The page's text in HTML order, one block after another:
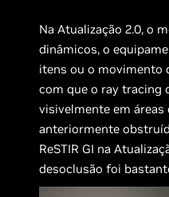
Na Atualização 2.0, o
dinâmicos, o
itens ou o movimento
com que o ray tracing
visivelmente em áreas
anteriormente
ReSTIR GI na
desoclusão foi